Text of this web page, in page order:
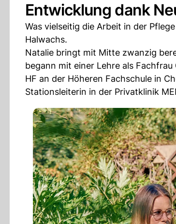
Entwicklung dank
Was vielseitig die Arbeit in der
Halwachs.
Natalie bringt mit Mitte zwanzig
begann mit einer Lehre als
HF an der Höheren Fachschule in
Stationsleiterin in der Privatklinik